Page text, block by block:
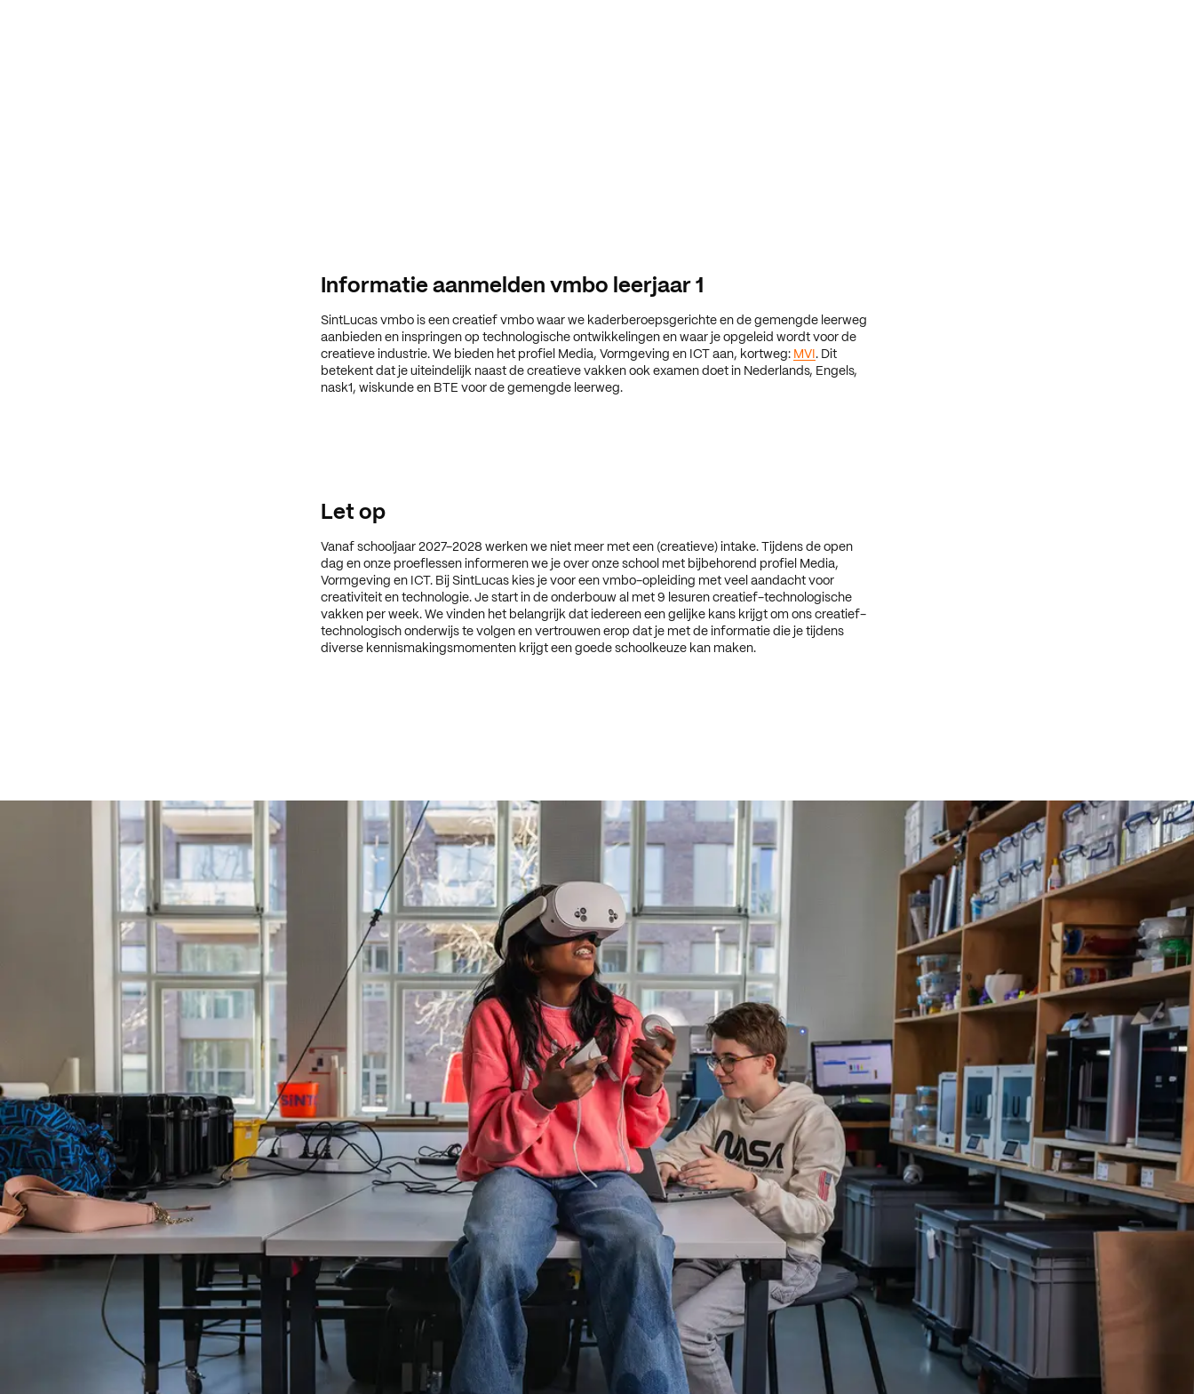
Informatie aanmelden vmbo leerjaar 1
SintLucas vmbo is een creatief vmbo waar we kaderberoepsgerichte en de gemengde leerweg
aanbieden en inspringen op technologische ontwikkelingen en waar je opgeleid wordt voor de
creatieve industrie. We bieden het profiel Media, Vormgeving en ICT aan, kortweg: MVI . Dit
betekent dat je uiteindelijk naast de creatieve vakken ook examen doet in Nederlands, Engels,
nask1, wiskunde en BTE voor de gemengde leerweg.
Let op
Vanaf schooljaar 2027-2028 werken we niet meer met een (creatieve) intake. Tijdens de open
dag en onze proeflessen informeren we je over onze school met bijbehorend profiel Media,
Vormgeving en ICT. Bij SintLucas kies je voor een vmbo-opleiding met veel aandacht voor
creativiteit en technologie. Je start in de onderbouw al met 9 lesuren creatief-technologische
vakken per week. We vinden het belangrijk dat iedereen een gelijke kans krijgt om ons creatief-
technologisch onderwijs te volgen en vertrouwen erop dat je met de informatie die je tijdens
diverse kennismakingsmomenten krijgt een goede schoolkeuze kan maken.